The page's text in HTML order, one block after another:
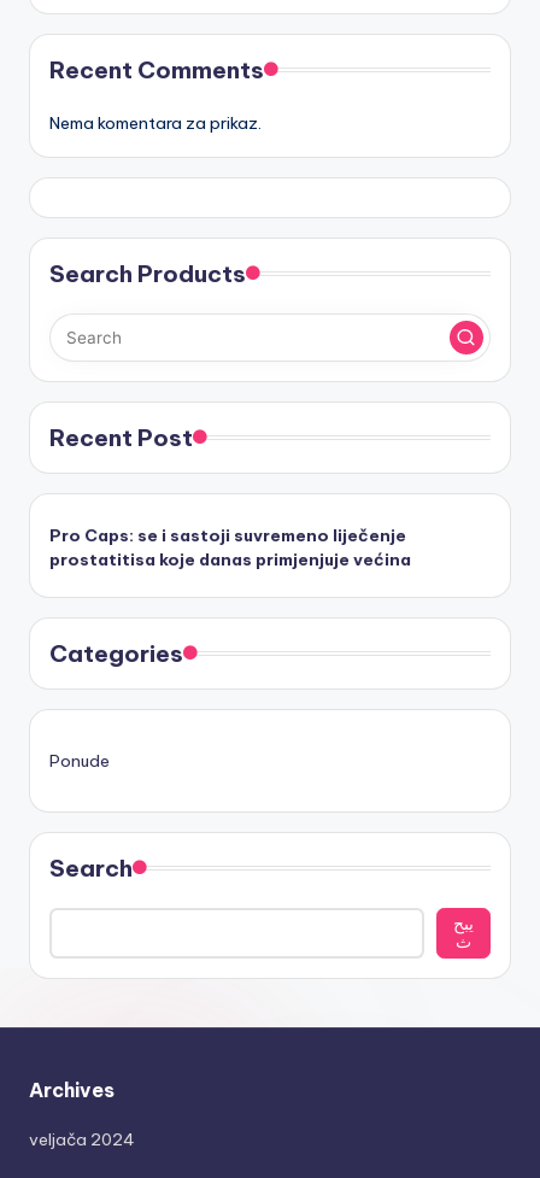
Recent Comments
Nema komentara za prikaz.
Search Products
Recent Post
Pro Caps: se i sastoji suvremeno liječenje
prostatitisa koje danas primjenjuje većina
Categories
Ponude
Search
يبح
ث
Archives
veljača 2024